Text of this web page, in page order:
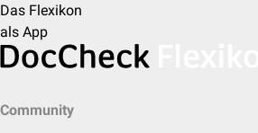
Das Flexikon
als App
Community